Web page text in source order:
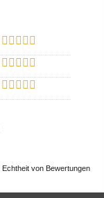
Echtheit von Bewertungen